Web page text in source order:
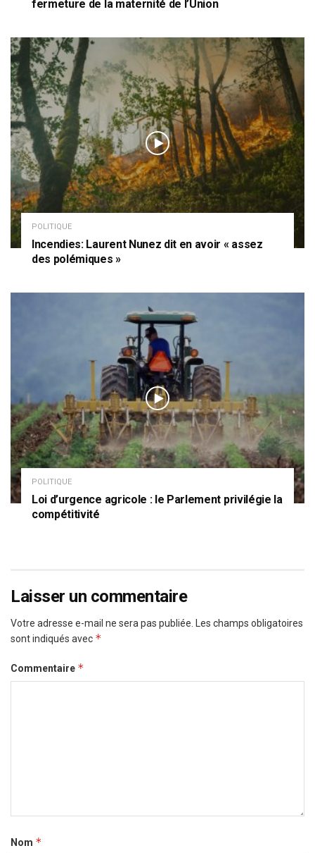
fermeture de la maternité de l’Union
POLITIQUE
Incendies: Laurent Nunez dit en avoir « assez
des polémiques »
POLITIQUE
Loi d’urgence agricole : le Parlement privilégie la
compétitivité
Laisser un commentaire
Votre adresse e-mail ne sera pas publiée.
Les champs obligatoires
sont indiqués avec *
Commentaire *
Nom *